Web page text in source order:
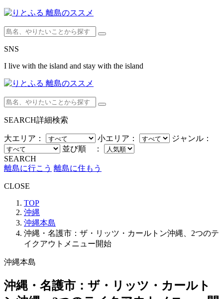
SNS
I live with the island and stay with the island
SEARCH詳細検索
大エリア： 小エリア：
ジャンル：
並び順 ：
SEARCH
離島に行こう 離島に住もう
CLOSE
TOP
沖縄
沖縄本島
沖縄・名護市：ザ・リッツ・カールトン沖縄、2つのテ
イクアウトメニュー開始
沖縄本島
沖縄・名護市：ザ・リッツ・カールト